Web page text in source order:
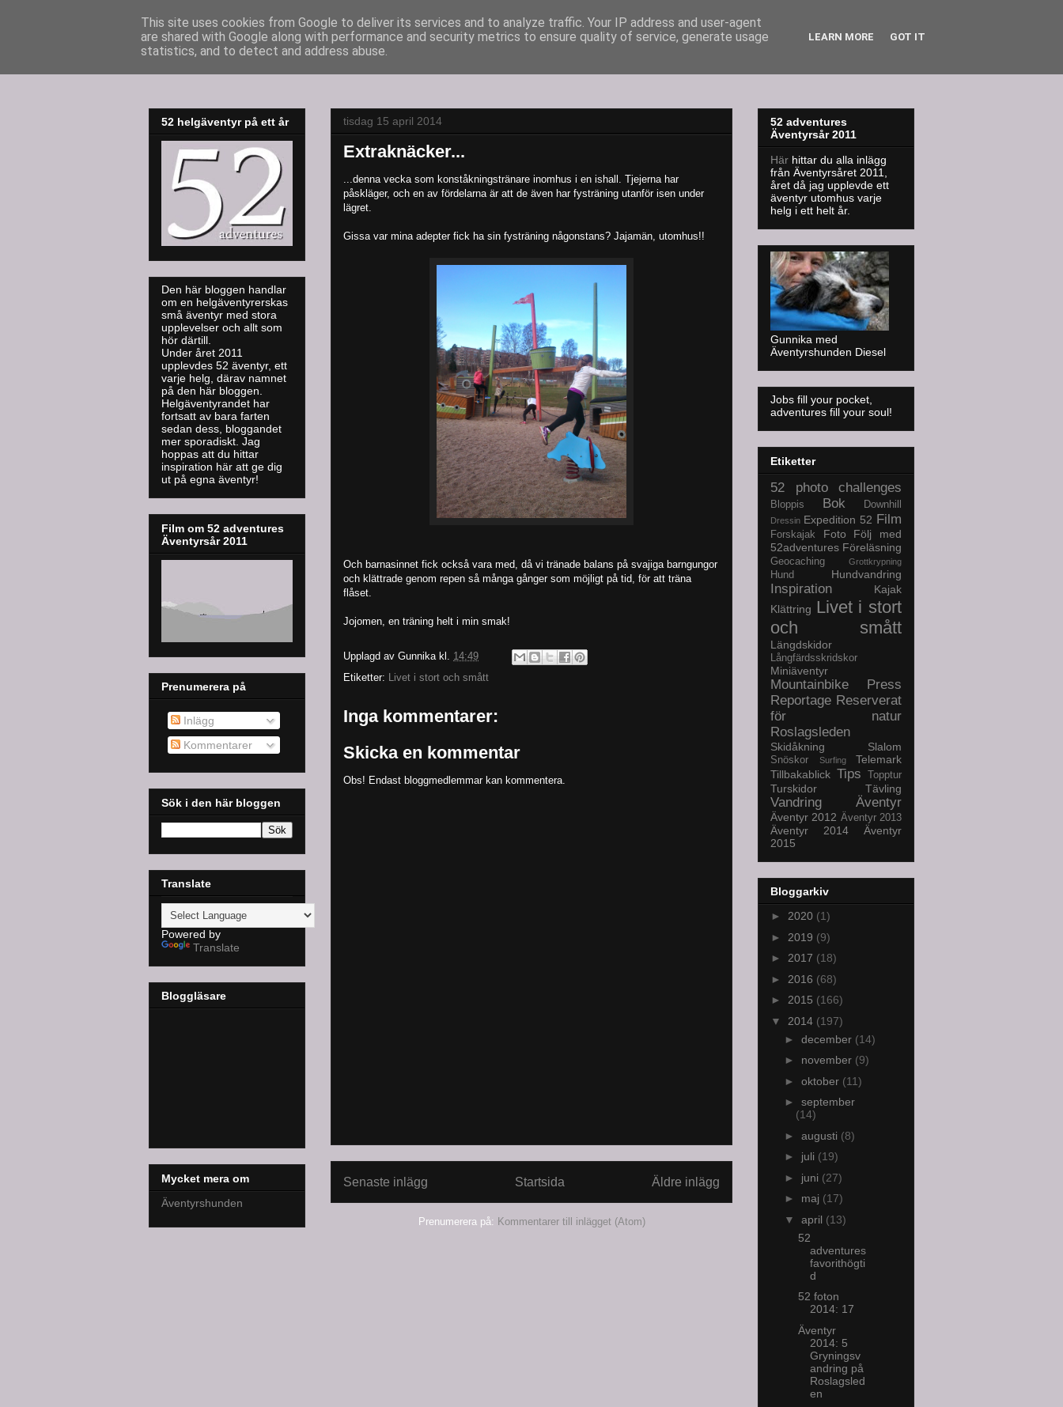
52adventures
tisdag 15 april 2014
Extraknäcker...
...denna vecka som konståkningstränare inomhus i en ishall. Tjejerna har
påskläger, och en av fördelarna är att de även har fysträning utanför isen under
lägret.
Gissa var mina adepter fick ha sin fysträning någonstans? Jajamän, utomhus!!
Och barnasinnet fick också vara med, då vi tränade balans på svajiga barngungor
och klättrade genom repen så många gånger som möjligt på tid, för att träna
flåset.
Jojomen, en träning helt i min smak!
Upplagd av Gunnika kl. 14:49
Etiketter: Livet i stort och smått
Inga kommentarer:
Skicka en kommentar
Obs! Endast bloggmedlemmar kan kommentera.
Senaste inlägg Äldre inlägg
Startsida
Prenumerera på: Kommentarer till inlägget (Atom)
52 helgäventyr på ett år
Den här bloggen handlar
om en helgäventyrerskas
små äventyr med stora
upplevelser och allt som
hör därtill.
Under året 2011
upplevdes 52 äventyr, ett
varje helg, därav namnet
på den här bloggen.
Helgäventyrandet har
fortsatt av bara farten
sedan dess, bloggandet
mer sporadiskt. Jag
hoppas att du hittar
inspiration här att ge dig
ut på egna äventyr!
Film om 52 adventures
Äventyrsår 2011
Prenumerera på
Inlägg
Kommentarer
Sök i den här bloggen
Translate
Powered by
Translate
Bloggläsare
Mycket mera om
Äventyrshunden
52 adventures
Äventyrsår 2011
Här hittar du alla inlägg
från Äventyrsåret 2011,
året då jag upplevde ett
äventyr utomhus varje
helg i ett helt år.
Gunnika med
Äventyrshunden Diesel
Jobs fill your pocket,
adventures fill your soul!
Etiketter
52 photo challenges
Bloppis Bok Downhill
Dressin Expedition 52 Film
Forskajak Foto
Följ med
52adventures Föreläsning
Geocaching Grottkrypning
Hund Hundvandring
Inspiration
Kajak
Klättring Livet i stort
och smått
Längdskidor
Långfärdsskridskor
Miniäventyr
Mountainbike
Press
Reportage Reserverat
för natur
Roslagsleden
Skidåkning Slalom
Snöskor Surfing
Telemark
Tillbakablick Tips Topptur
Turskidor Tävling
Vandring Äventyr
Äventyr 2012 Äventyr 2013
Äventyr 2014
Äventyr
2015
Bloggarkiv
► 2020 (1)
► 2019 (9)
► 2017 (18)
► 2016 (68)
► 2015 (166)
▼ 2014 (197)
► december (14)
► november (9)
► oktober (11)
► september
(14)
► augusti (8)
► juli (19)
► juni (27)
► maj (17)
▼ april (13)
52
adventures
favorithögti
d
52 foton
2014: 17
Äventyr
2014: 5
Gryningsv
andring på
Roslagsled
en
This site uses cookies from Google to deliver its services and to analyze traffic. Your IP address and user-agent
are shared with Google along with performance and security metrics to ensure quality of service, generate usage
statistics, and to detect and address abuse.
LEARN MORE GOT IT